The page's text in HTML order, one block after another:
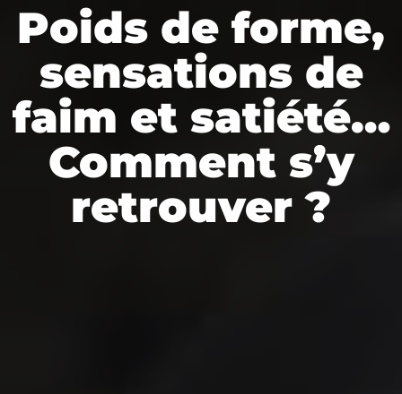
Poids de forme,
sensations de
faim et satiété…
Comment s’y
retrouver ?